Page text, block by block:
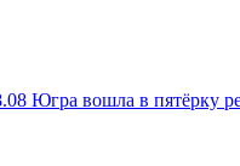
Югра вошла в пятёрку